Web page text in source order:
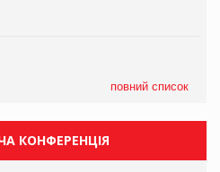
повний список
КОНФЕРЕНЦІЯ